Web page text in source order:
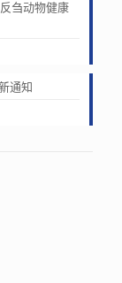
刍动物健康
通知